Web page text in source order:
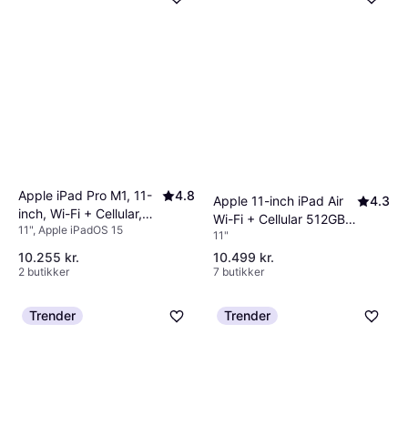
Apple iPad Pro M1, 11-
inch, Wi-Fi + Cellular,
512GB
4.8
11", Apple iPadOS 15
10.255 kr.
2 butikker
Apple 11-inch iPad Air
Wi-Fi + Cellular 512GB -
Starlight (M4)
4.3
11"
10.499 kr.
7 butikker
Trender Trender